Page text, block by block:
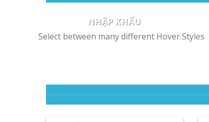
1 COMMENT
NHẬP KHẨU
23/05/2025
Select between many different Hover Styles